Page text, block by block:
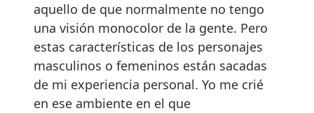
aquello de que normalmente no tengo
una visión monocolor de la gente. Pero
estas características de los personajes
masculinos o femeninos están sacadas
de mi experiencia personal. Yo me crié
en ese ambiente en el que